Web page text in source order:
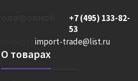
+7 (495) 133-82-
53
import-trade@list.ru
О товарах